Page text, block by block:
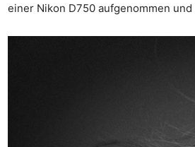
einer Nikon D750 aufgenommen